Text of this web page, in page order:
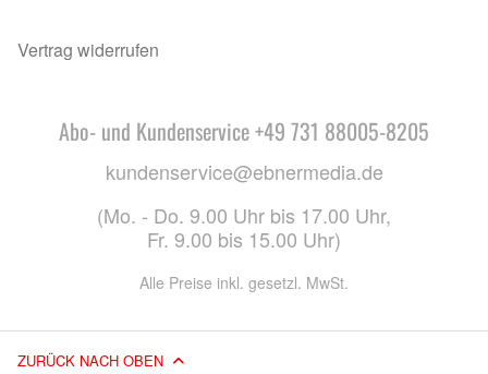
Vertrag widerrufen
Abo- und Kundenservice +49 731 88005-8205
kundenservice@ebnermedia.de
(Mo. - Do. 9.00 Uhr bis 17.00 Uhr,
Fr. 9.00 bis 15.00 Uhr)
Alle Preise inkl. gesetzl. MwSt.
ZURÜCK NACH OBEN